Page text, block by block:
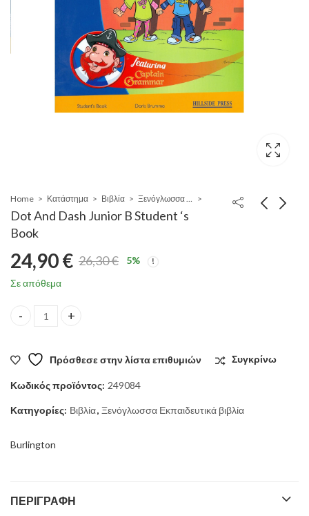
Home Κατάστημα Βιβλία Ξενόγλωσσα Εκπαιδευτικά βιβλία
Dot And Dash Junior B Student ‘s
Book
26,30€
Original
26,30 €.
24,90€
Η
είναι:
24,90 €.
5%
Σε απόθεμα
Dot And Dash Junior B Student 's Book quantity
Πρόσθεσε στην λίστα επιθυμιών Συγκρίνω
Κωδικός προϊόντος: 249084
Κατηγορίες: Βιβλία, Ξενόγλωσσα Εκπαιδευτικά βιβλία
Burlington
ΠΕΡΙΓΡΑΦΉ